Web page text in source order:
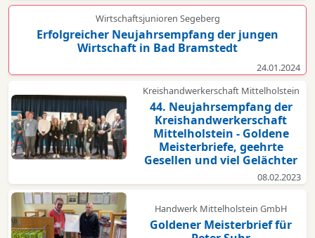
Wirtschaftsjunioren Segeberg
Erfolgreicher Neujahrsempfang der jungen
Wirtschaft in Bad Bramstedt
24.01.2024
Kreishandwerkerschaft Mittelholstein
44. Neujahrsempfang der
Kreishandwerkerschaft
Mittelholstein - Goldene
Meisterbriefe, geehrte
Gesellen und viel Gelächter
08.02.2023
Handwerk Mittelholstein GmbH
Goldener Meisterbrief für